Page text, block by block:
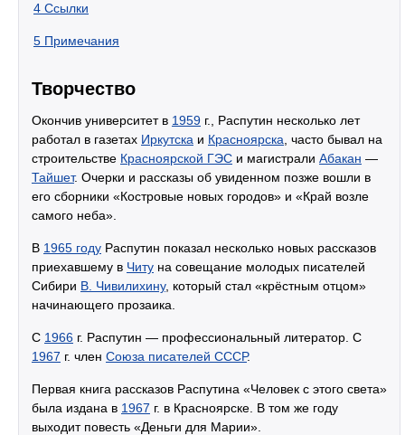
4 Ссылки
5 Примечания
Творчество
Окончив университет в 1959 г., Распутин несколько лет
работал в газетах Иркутска и Красноярска , часто бывал на
строительстве Красноярской ГЭС и магистрали Абакан —
Тайшет. Очерки и рассказы об увиденном позже вошли в
его сборники «Костровые новых городов» и «Край возле
самого неба».
В 1965 году Распутин показал несколько новых рассказов
приехавшему в Читу на совещание молодых писателей
Сибири В. Чивилихину, который стал «крёстным отцом»
начинающего прозаика.
С 1966 г. Распутин — профессиональный литератор. С
1967 г. член Союза писателей СССР.
Первая книга рассказов Распутина «Человек с этого света»
была издана в 1967 г. в Красноярске. В том же году
выходит повесть «Деньги для Марии».